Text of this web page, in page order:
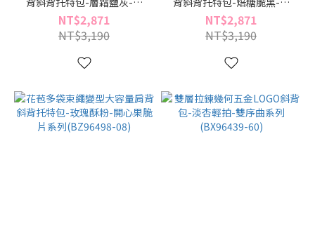
心果脆片系列(BZ96498-91)
NT$2,871
NT$3,190
心果脆片系列(BZ96498-49)
NT$2,871
NT$3,190